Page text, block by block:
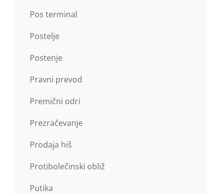
Pos terminal
Postelje
Postenje
Pravni prevod
Premični odri
Prezračevanje
Prodaja hiš
Protibolečinski obliž
Putika